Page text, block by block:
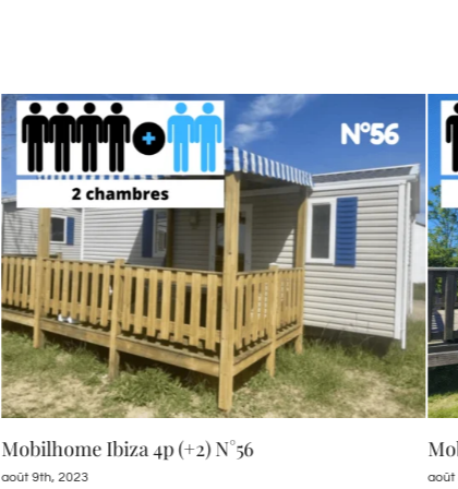
Mobilhome Ibiza 4p (+2) N°56
août 9th, 2023 août